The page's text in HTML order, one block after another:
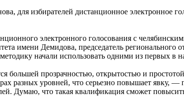
для избирателей дистанционное электронное
электронного голосования с
имени Демидова, председатель
начали использовать одними из первых в
прозрачностью, открытостью и
разных уровней, что серьезно повышает явку, —
Думаю, что такая квалификация сможет